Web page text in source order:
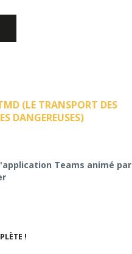
(LE TRANSPORT DES
DANGEREUSES)
Teams animé par
!